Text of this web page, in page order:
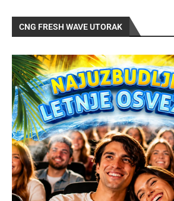
CNG FRESH WAVE UTORAK